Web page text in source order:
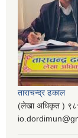
ताराचन्द्र ढकाल
(लेखा अधिकृत )